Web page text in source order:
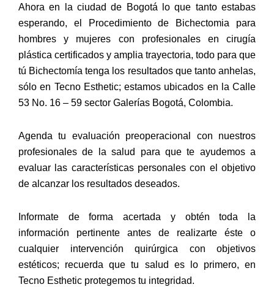
Ahora en la ciudad de Bogotá lo que tanto estabas
esperando, el Procedimiento de Bichectomia para
hombres y mujeres con profesionales en cirugía
plástica certificados y amplia trayectoria, todo para que
tú Bichectomía tenga los resultados que tanto anhelas,
sólo en Tecno Esthetic; estamos ubicados en la Calle
53 No. 16 – 59 sector Galerías Bogotá, Colombia.
Agenda tu evaluación preoperacional con nuestros
profesionales de la salud para que te ayudemos a
evaluar las características personales con el objetivo
de alcanzar los resultados deseados.
Informate de forma acertada y obtén toda la
información pertinente antes de realizarte éste o
cualquier intervención quirúrgica con objetivos
estéticos; recuerda que tu salud es lo primero, en
Tecno Esthetic protegemos tu integridad.